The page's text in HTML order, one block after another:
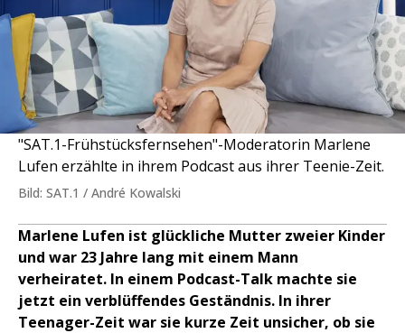
"SAT.1-Frühstücksfernsehen"-Moderatorin Marlene
Lufen erzählte in ihrem Podcast aus ihrer Teenie-Zeit.
Bild: SAT.1 / André Kowalski
Marlene Lufen ist glückliche Mutter zweier Kinder
und war 23 Jahre lang mit einem Mann
verheiratet. In einem Podcast-Talk machte sie
jetzt ein verblüffendes Geständnis. In ihrer
Teenager-Zeit war sie kurze Zeit unsicher, ob sie